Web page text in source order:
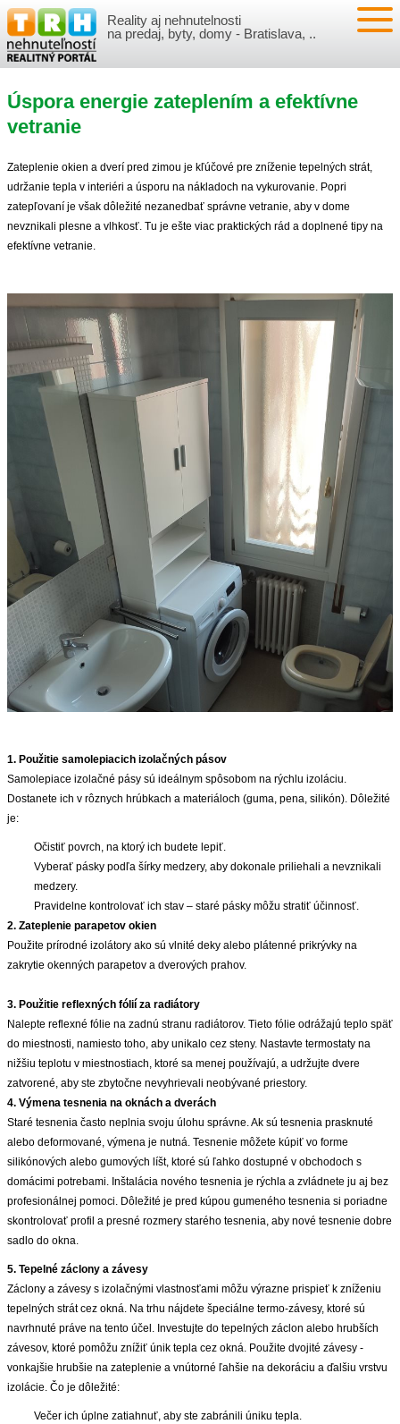
Reality aj nehnutelnosti
na predaj, byty, domy - Bratislava, ..
NEHNUTEĽNOSTI
BYTY
DOMY
NEBYTOVÉ PRIESTORY
REKREAČNÉ OBJEKTY
GARÁŽE
VLOŽIŤ NEHNUTEĽNOSTI
MOJE REALITY
REGISTRÁCIA
ČLÁNKY O REALITÁCH
BÝVANIE A REALITY
PRÁVNA PORADŇA
FINANCIE
INFO
O NÁS
REALITNÁ INZERCIA NA TRH.SK
CENNÍK REALITNEJ INZERCIE
ZVÝRAZNENIE REALITNÝCH INZERÁTOV
OBCHODNÉ PODMIENKY
PRIPOMIENKY
Úspora energie zateplením a efektívne
vetranie
Zateplenie okien a dverí pred zimou je kľúčové pre zníženie tepelných strát,
udržanie tepla v interiéri a úsporu na nákladoch na vykurovanie. Popri
zatepľovaní je však dôležité nezanedbať správne vetranie, aby v dome
nevznikali plesne a vlhkosť. Tu je ešte viac praktických rád a doplnené tipy na
efektívne vetranie.
1. Použitie samolepiacich izolačných pásov
Samolepiace izolačné pásy sú ideálnym spôsobom na rýchlu izoláciu.
Dostanete ich v rôznych hrúbkach a materiáloch (guma, pena, silikón). Dôležité
je:
Očistiť povrch, na ktorý ich budete lepiť.
Vyberať pásky podľa šírky medzery, aby dokonale priliehali a nevznikali
medzery.
Pravidelne kontrolovať ich stav – staré pásky môžu stratiť účinnosť.
2. Zateplenie parapetov okien
Použite prírodné izolátory ako sú vlnité deky alebo plátenné prikrývky na
zakrytie okenných parapetov a dverových prahov.
3. Použitie reflexných fólií za radiátory
Nalepte reflexné fólie na zadnú stranu radiátorov. Tieto fólie odrážajú teplo späť
do miestnosti, namiesto toho, aby unikalo cez steny. Nastavte termostaty na
nižšiu teplotu v miestnostiach, ktoré sa menej používajú, a udržujte dvere
zatvorené, aby ste zbytočne nevyhrievali neobývané priestory.
4. Výmena tesnenia na oknách a dverách
Staré tesnenia často neplnia svoju úlohu správne. Ak sú tesnenia prasknuté
alebo deformované, výmena je nutná. Tesnenie môžete kúpiť vo forme
silikónových alebo gumových líšt, ktoré sú ľahko dostupné v obchodoch s
domácimi potrebami. Inštalácia nového tesnenia je rýchla a zvládnete ju aj bez
profesionálnej pomoci. Dôležité je pred kúpou gumeného tesnenia si poriadne
skontrolovať profil a presné rozmery starého tesnenia, aby nové tesnenie dobre
sadlo do okna.
5. Tepelné záclony a závesy
Záclony a závesy s izolačnými vlastnosťami môžu výrazne prispieť k zníženiu
tepelných strát cez okná. Na trhu nájdete špeciálne termo-závesy, ktoré sú
navrhnuté práve na tento účel. Investujte do tepelných záclon alebo hrubších
závesov, ktoré pomôžu znížiť únik tepla cez okná. Použite dvojité závesy -
vonkajšie hrubšie na zateplenie a vnútorné ľahšie na dekoráciu a ďalšiu vrstvu
izolácie. Čo je dôležité:
Večer ich úplne zatiahnuť, aby ste zabránili úniku tepla.